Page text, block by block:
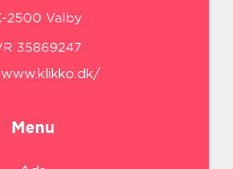
www.klikko.dk/
Menu